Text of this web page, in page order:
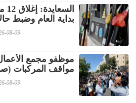
بداية العام وضبط
08-09
موظفو مجمع
مواقف المركبات
08-09